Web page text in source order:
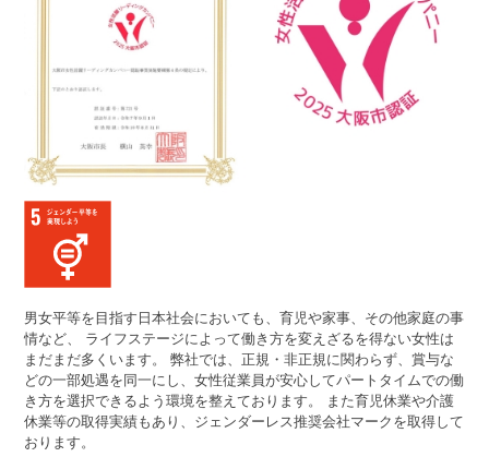
男女平等を目指す日本社会においても、育児や家事、その他家庭の事
情など、 ライフステージによって働き方を変えざるを得ない女性は
まだまだ多くいます。 弊社では、正規・非正規に関わらず、賞与な
どの一部処遇を同一にし、女性従業員が安心してパートタイムでの働
き方を選択できるよう環境を整えております。 また育児休業や介護
休業等の取得実績もあり、ジェンダーレス推奨会社マークを取得して
おります。